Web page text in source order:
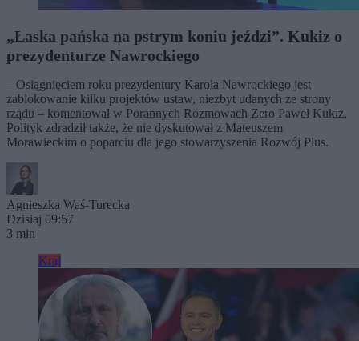
„Łaska pańska na pstrym koniu jeździ”. Kukiz o
prezydenturze Nawrockiego
– Osiągnięciem roku prezydentury Karola Nawrockiego jest
zablokowanie kilku projektów ustaw, niezbyt udanych ze strony
rządu – komentował w Porannych Rozmowach Zero Paweł Kukiz.
Polityk zdradził także, że nie dyskutował z Mateuszem
Morawieckim o poparciu dla jego stowarzyszenia Rozwój Plus.
Agnieszka Waś-Turecka
Dzisiaj 09:57
3 min
Kraj